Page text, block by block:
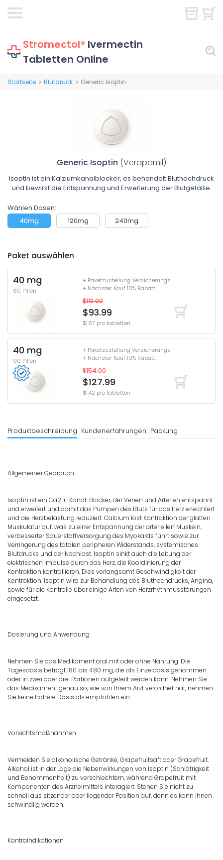
Stromectol® Ivermectin
Tabletten Online
Startseite > Blutdruck > Generic Isoptin
Generic Isoptin (Verapamil)
Isoptin ist ein Kalziumkanalblocker, es behandelt Bluthochdruck
und bewirkt die Entspannung und Erweiterung der Blutgefäße.
Wählen Dosen:
40mg
120mg 240mg
Paket auswählen
40 mg
60 Pillen
+ Paketzustellung Versicherungs
+ Nächster Kauf 10% Rabatt
$113.00
$93.99
$1.57 pro tabletten
40 mg
90 Pillen
+ Paketzustellung Versicherungs
+ Nächster Kauf 10% Rabatt
$154.00
$127.99
$1.42 pro tabletten
Produktbeschreibung Kundenerfahrungen Packung
Allgemeiner Gebrauch
Isoptin ist ein Ca2 +-Kanal-Blocker, der Venen und Arterien entspannt
und erweitert und damit das Pumpen des Bluts für das Herz erleichtert
und die Herzbelastung reduziert. Calcium löst Kontraktion der glatten
Muskulatur auf, was zu einer Entspannung der arteriellen Muskeln,
verbesserter Sauerstoffversorgung des Myokards führt sowie zur
Verringerung des totalen peripheren Widerstands, systemisches
Blutdrucks und der Nachlast. Isoptin sinkt auch die Leitung der
elektrischen Impulse durch das Herz, die Koordinierung der
Kontraktion kontrollieren. Dies verlangsamt Geschwindigkeit der
Kontraktion. Isoptin wird zur Behandlung des Bluthochdrucks, Angina,
sowie für die Kontrolle über einige Arten von Herzrhythmusstörungen
eingesetzt.
Dosierung und Anwendung
Nehmen Sie das Medikament oral mit oder ohne Nahrung. Die
Tagesdosis beträgt 180 bis 480 mg, die als Einzeldosis genommen
oder in zwei oder drei Portionen aufgeteilt werden kann. Nehmen Sie
das Medikament genau so, wie von Ihrem Arzt verordnet hat, nehmen
Sie keine höhere Dosis als empfohlen ein.
Vorsichtsmaßnahmen
Vermeiden Sie alkoholische Getränke, Grapefruitsaft oder Grapefruit.
Alkohol ist in der Lage die Nebenwirkungen von Isoptin (Schläfrigkeit
und Benommenheit) zu verschlechtern, während Grapefruit mit
Komponenten des Arzneimittels interagiert. Stehen Sie nicht zu
schnell aus sitzender oder liegender Position auf, denn es kann Ihnen
schwindlig werden.
Kontraindikationen